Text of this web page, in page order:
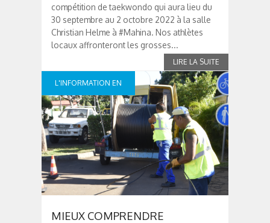
compétition de taekwondo qui aura lieu du
30 septembre au 2 octobre 2022 à la salle
Christian Helme à #Mahina. Nos athlètes
locaux affronteront les grosses...
L'INFORMATION EN
CONTINUE
MIEUX COMPRENDRE